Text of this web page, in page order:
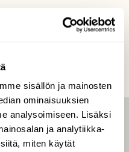
sisällön ja mainosten
ominaisuuksien
analysoimiseen. Lisäksi
ja analytiikka-
miten käytät